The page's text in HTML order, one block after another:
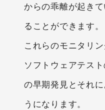
からの乖離が起き
ることができます。
これらのモニタリ
ソフトウェアテス
の早期発見とそれ
うになります。